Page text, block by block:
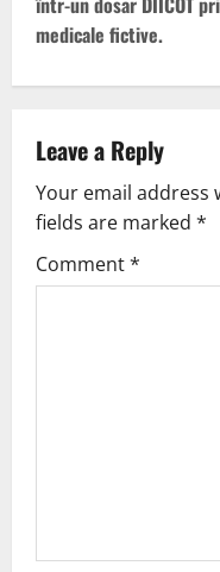
medicale fictive.
Leave a Reply
Your email address
fields are marked *
Comment*